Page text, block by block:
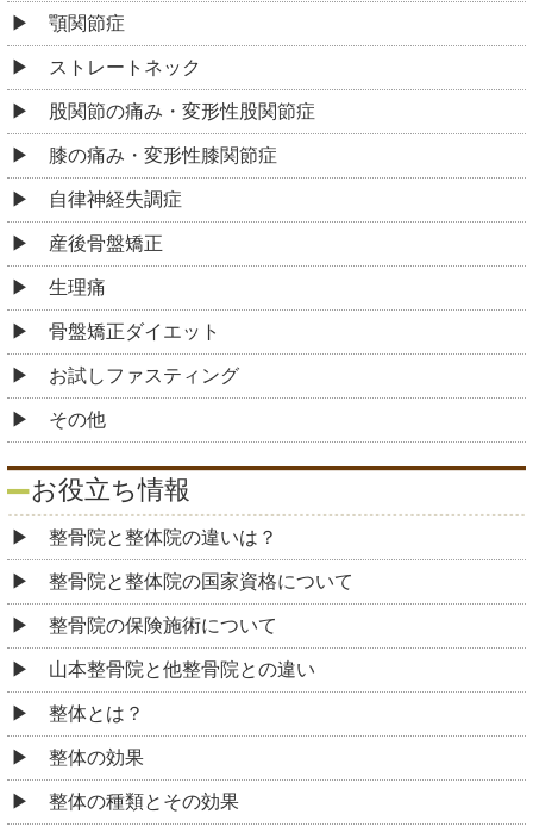
顎関節症
ストレートネック
股関節の痛み・変形性股関節症
膝の痛み・変形性膝関節症
自律神経失調症
産後骨盤矯正
生理痛
骨盤矯正ダイエット
お試しファスティング
その他
お役立ち情報
整骨院と整体院の違いは？
整骨院と整体院の国家資格について
整骨院の保険施術について
山本整骨院と他整骨院との違い
整体とは？
整体の効果
整体の種類とその効果